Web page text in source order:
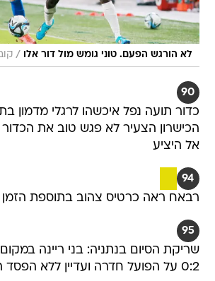
לא הורגש הפעם. טוני גומש מול דור אלו /
90
כדור תועה נפל איכשהו לרגלי מדמון
הכישרון הצעיר לא פגש טוב את
אל היציע
94
רבאח ראה כרטיס צהוב בתוספת הזמן
95
שריקת הסיום בנתניה: בני ריינה
0:2 על הפועל חדרה ועדיין ללא הפסד העונה